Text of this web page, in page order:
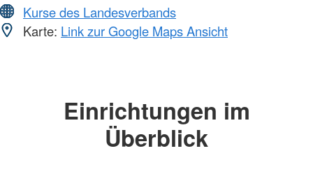
Kurse des Landesverbands
Karte: Link zur Google Maps Ansicht
Einrichtungen im
Überblick